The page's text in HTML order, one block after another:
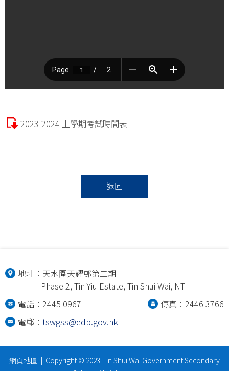
2023-2024 上學期考試時間表
返回
地址： 天水圍天耀邨第二期
Phase 2, Tin Yiu Estate, Tin Shui Wai, NT
電話：2445 0967
傳真：2446 3766
電郵： tswgss@edb.gov.hk
網頁地圖 | Copyright © 2023 Tin Shui Wai Government Secondary